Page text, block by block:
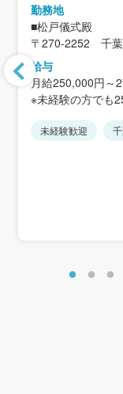
勤務地
■松戸儀式殿
〒270-2252 千葉
＜アクセス＞「常
★勤務地は県内の
市)にもあります。
★居住地を考慮し
★ホールは全て千
給与
月給250,000円～
※未経験の方でも
＜想定年収＞
未経験歓迎